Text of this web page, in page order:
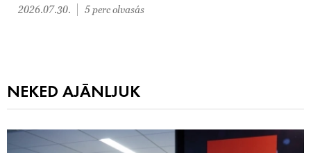
2026.07.30. 5 perc olvasás
NEKED AJÁNLJUK